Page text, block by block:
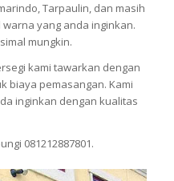
Tarpaulin, dan masih
yang anda inginkan.
mungkin.
kami tawarkan dengan
biaya pemasangan. Kami
inginkan dengan kualitas
081212887801.